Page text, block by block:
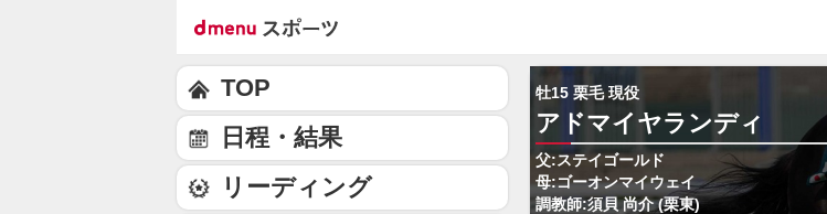
牡15 栗毛 現役
アドマイヤランディ
父:ステイゴールド
母:ゴーオンマイウェイ
調教師:須貝 尚介 (栗東)
TOP
日程・結果
リーディング